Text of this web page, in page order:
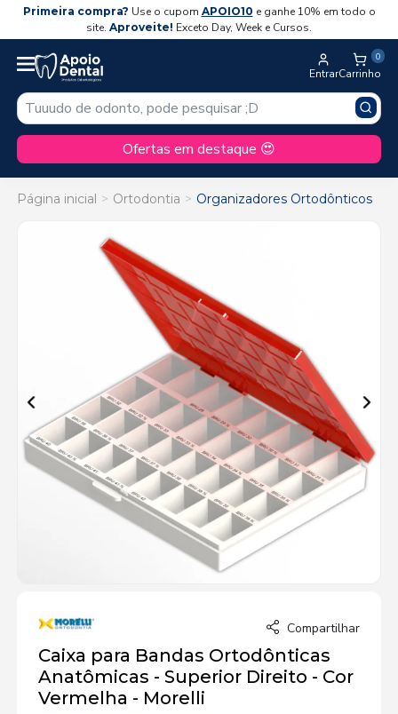
Primeira compra? Use o cupom APOIO10 e ganhe 10% em todo o
site. Aproveite! Exceto Day, Week e Cursos.
Entrar
0
Carrinho
Ofertas em destaque 😍
Página inicial Ortodontia Organizadores Ortodônticos
Compartilhar
Caixa para Bandas Ortodônticas
Anatômicas - Superior Direito - Cor
Vermelha - Morelli